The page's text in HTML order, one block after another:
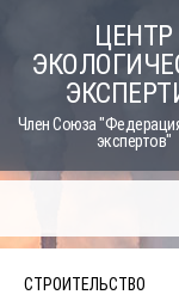
content
ЦЕНТР
Член Союза
экспертов"
СТРОИТЕЛЬСТВО